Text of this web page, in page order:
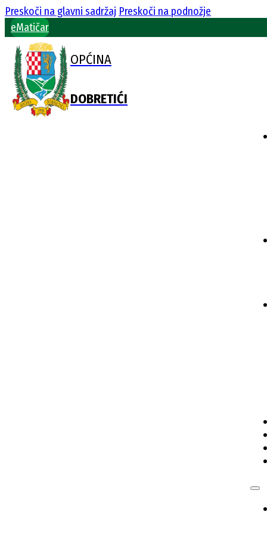
Preskoči na glavni sadržaj Preskoči na podnožje
eMatičar
OPĆINA
DOBRETIĆI